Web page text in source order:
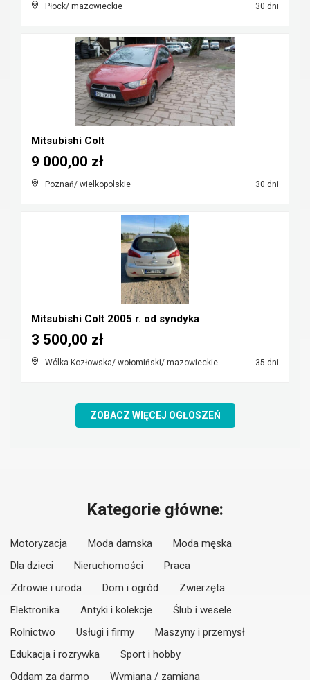
Płock/ mazowieckie 30 dni
Mitsubishi Colt
Poznań/ wielkopolskie 30 dni
9 000,00 zł
Mitsubishi Colt 2005 r. od syndyka
Wólka Kozłowska/ wołomiński/ mazowieckie 35 dni
3 500,00 zł
ZOBACZ WIĘCEJ OGŁOSZEŃ
Kategorie główne:
Motoryzacja Moda damska
Moda męska
Dla dzieci
Nieruchomości
Praca
Zdrowie i uroda
Dom i ogród
Zwierzęta
Elektronika
Antyki i kolekcje
Ślub i wesele
Rolnictwo
Usługi i firmy
Maszyny i przemysł
Edukacja i rozrywka
Sport i hobby
Oddam za darmo
Wymiana / zamiana